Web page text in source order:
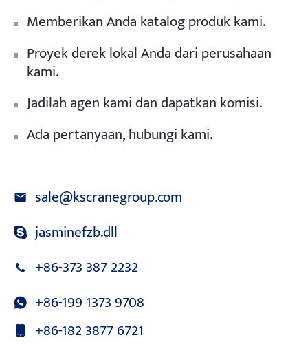
Memberikan Anda katalog produk kami.
Proyek derek lokal Anda dari perusahaan
kami.
Jadilah agen kami dan dapatkan komisi.
Ada pertanyaan, hubungi kami.
sale@kscranegroup.com
jasminefzb.dll
+86-373 387 2232
+86-199 1373 9708
+86-182 3877 6721